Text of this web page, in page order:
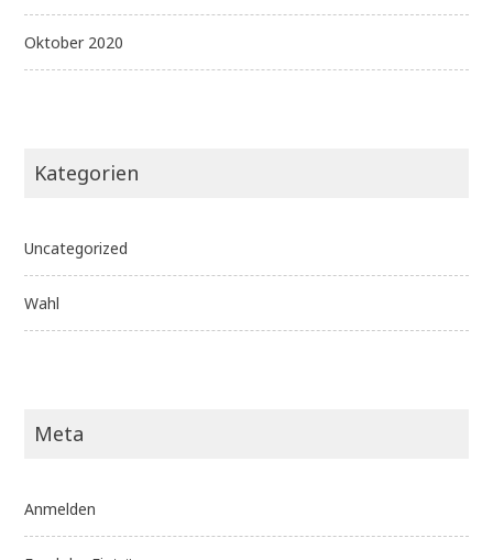
Oktober 2020
Kategorien
Uncategorized
Wahl
Meta
Anmelden